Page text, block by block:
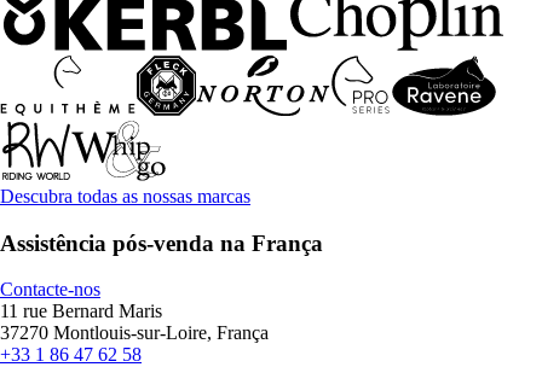
Descubra todas as nossas marcas
Assistência pós-venda na França
Contacte-nos
11 rue Bernard Maris
37270 Montlouis-sur-Loire, França
+33 1 86 47 62 58